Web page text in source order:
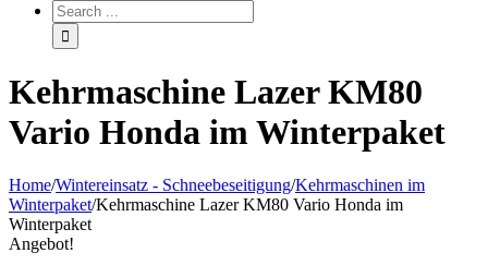
Kehrmaschine Lazer KM80
Vario Honda im Winterpaket
Home/Wintereinsatz - Schneebeseitigung/Kehrmaschinen im
Winterpaket/Kehrmaschine Lazer KM80 Vario Honda im
Winterpaket
Angebot!